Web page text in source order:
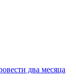
два месяца